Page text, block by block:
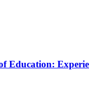
Education: